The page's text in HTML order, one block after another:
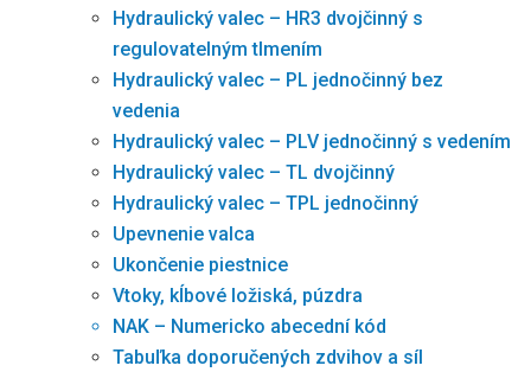
Hydraulický valec – HR3 dvojčinný s
regulovatelným tlmením
Hydraulický valec – PL jednočinný bez
vedenia
Hydraulický valec – PLV jednočinný s vedením
Hydraulický valec – TL dvojčinný
Hydraulický valec – TPL jednočinný
Upevnenie valca
Ukončenie piestnice
Vtoky, kĺbové ložiská, púzdra
NAK – Numericko abecední kód
Tabuľka doporučených zdvihov a síl